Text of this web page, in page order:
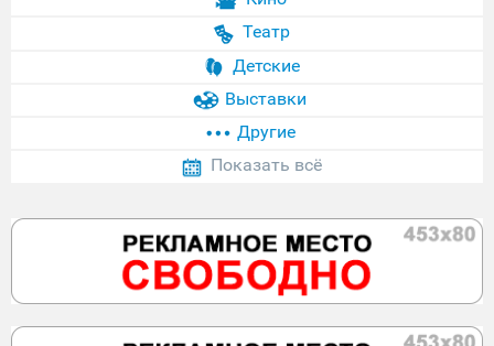
Театр
Детские
Выставки
Другие
Показать всё